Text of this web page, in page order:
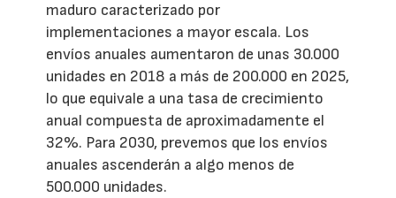
maduro caracterizado por
implementaciones a mayor escala. Los
envíos anuales aumentaron de unas 30.000
unidades en 2018 a más de 200.000 en 2025,
lo que equivale a una tasa de crecimiento
anual compuesta de aproximadamente el
32%. Para 2030, prevemos que los envíos
anuales ascenderán a algo menos de
500.000 unidades.